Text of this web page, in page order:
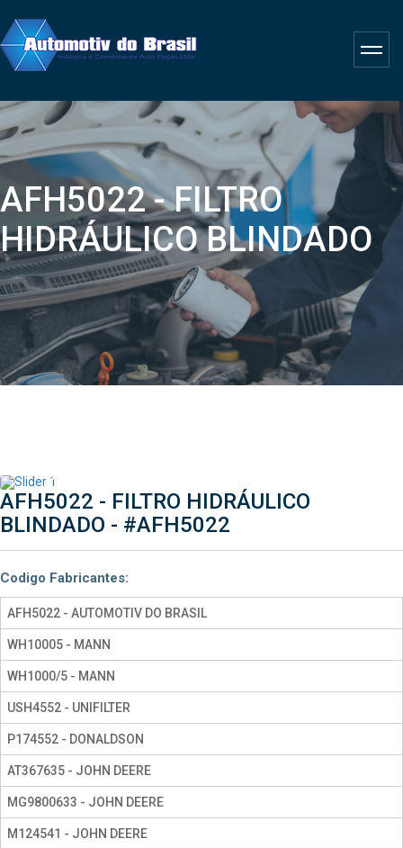
AFH5022 - FILTRO
HIDRÁULICO BLINDADO
AFH5022 - FILTRO HIDRÁULICO
BLINDADO - #AFH5022
Codigo Fabricantes:
AFH5022 - AUTOMOTIV DO BRASIL
WH10005 - MANN
WH1000/5 - MANN
USH4552 - UNIFILTER
P174552 - DONALDSON
AT367635 - JOHN DEERE
MG9800633 - JOHN DEERE
M124541 - JOHN DEERE